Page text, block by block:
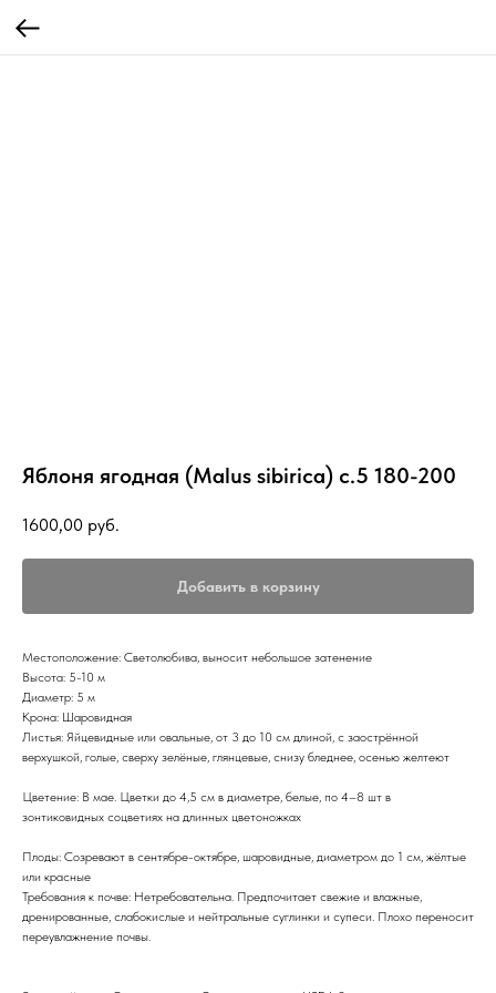
Яблоня ягодная (Malus sibirica) с.5 180-200
1600,00 руб.
Добавить в корзину
Местоположение: Светолюбива, выносит небольшое затенение
Высота: 5-10 м
Диаметр: 5 м
Крона: Шаровидная
Листья: Яйцевидные или овальные, от 3 до 10 см длиной, с заострённой
верхушкой, голые, сверху зелёные, глянцевые, снизу бледнее, осенью желтеют
Цветение: В мае. Цветки до 4,5 см в диаметре, белые, по 4–8 шт в
зонтиковидных соцветиях на длинных цветоножках
Плоды: Созревают в сентябре-октябре, шаровидные, диаметром до 1 см, жёлтые
или красные
Требования к почве: Нетребовательна. Предпочитает свежие и влажные,
дренированные, слабокислые и нейтральные суглинки и супеси. Плохо переносит
переувлажнение почвы.